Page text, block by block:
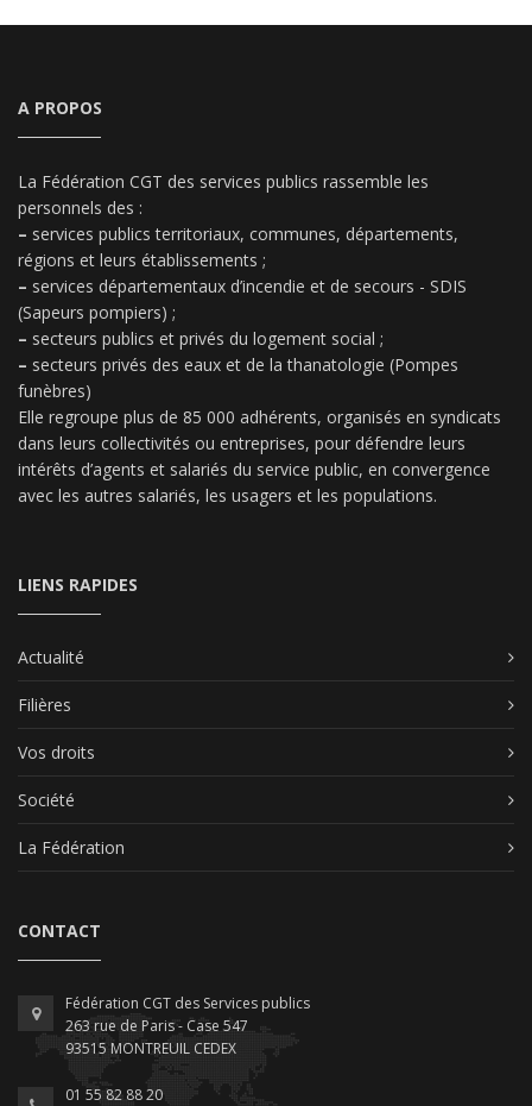
A PROPOS
La Fédération CGT des services publics rassemble les
personnels des :
– services publics territoriaux, communes, départements,
régions et leurs établissements ;
– services départementaux d’incendie et de secours - SDIS
(Sapeurs pompiers) ;
– secteurs publics et privés du logement social ;
– secteurs privés des eaux et de la thanatologie (Pompes
funèbres)
Elle regroupe plus de 85 000 adhérents, organisés en syndicats
dans leurs collectivités ou entreprises, pour défendre leurs
intérêts d’agents et salariés du service public, en convergence
avec les autres salariés, les usagers et les populations.
LIENS RAPIDES
Actualité
Filières
Vos droits
Société
La Fédération
CONTACT
Fédération CGT des Services publics
263 rue de Paris - Case 547
93515 MONTREUIL CEDEX
01 55 82 88 20